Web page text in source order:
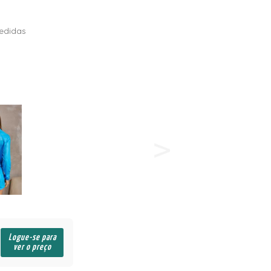
Logue-se para
ver o preço